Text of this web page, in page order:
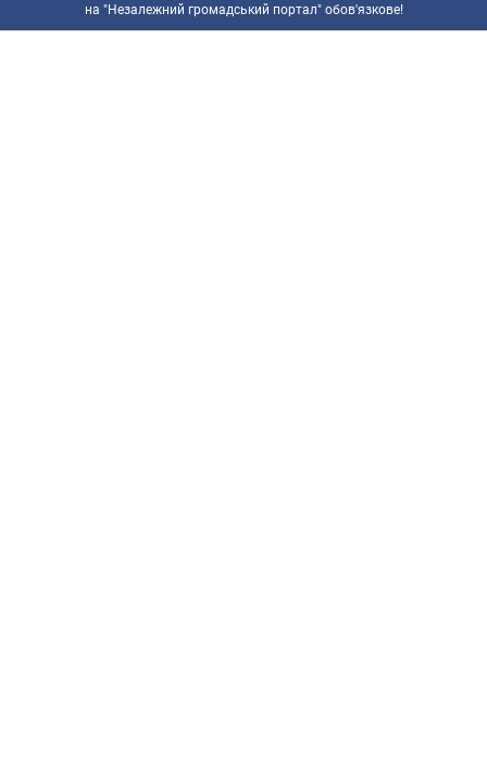
на "Незалежний громадський портал" обов'язкове!